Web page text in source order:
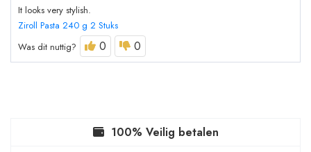
It looks very stylish.
Ziroll Pasta 240 g 2 Stuks
Was dit nuttig?
0 0
100% Veilig betalen